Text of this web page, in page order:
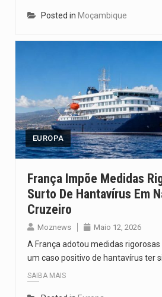
Posted in Moçambique
EUROPA
França Impõe Medidas
Surto De Hantavírus Em
Cruzeiro
Moznews Maio 12, 2026
A França adotou medidas
um caso positivo de hantavírus ter
SAIBA MAIS